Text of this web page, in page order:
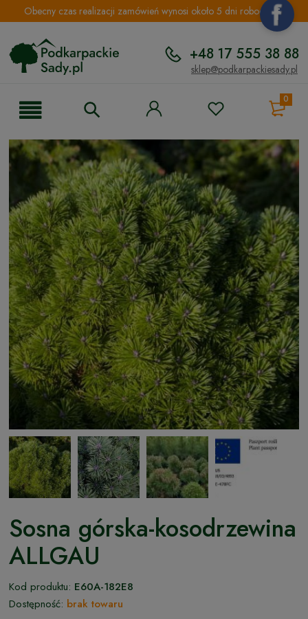
Obecny czas realizacji zamówień wynosi około 5 dni roboczych.
+48 17 555 38 88
sklep@podkarpackiesady.pl
0
Sosna górska-kosodrzewina
ALLGAU
Kod produktu: E60A-182E8
Dostępność: brak towaru